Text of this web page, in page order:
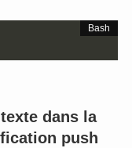
dans la
push